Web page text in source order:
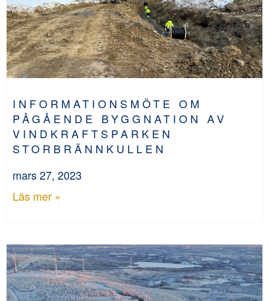
INFORMATIONSMÖTE OM
PÅGÅENDE BYGGNATION AV
VINDKRAFTSPARKEN
STORBRÄNNKULLEN
mars 27, 2023
Läs mer »